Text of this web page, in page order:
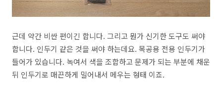
근데 약간 비싼 편이긴 합니다. 그리고 뭔가 신기한 도구도 써야
합니다. 인두기 같은 것을 써야 하는데요. 목공용 전용 인두기가
들어가 있습니다. 녹여서 색을 조합하고 문제가 되는 부분에 채운
뒤 인두기로 매끈하게 밀어내서 메우는 형태 이죠.